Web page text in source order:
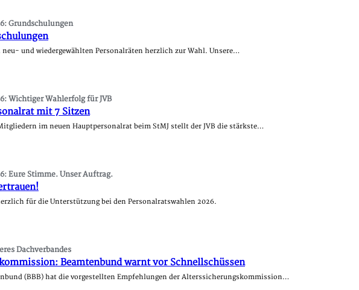
Grundschulungen
neu- und wiedergewählten Personalräten herzlich zur Wahl. Unsere…
Wichtiger Wahlerfolg für JVB
mit 7 Sitzen
im neuen Hauptpersonalrat beim StMJ stellt der JVB die stärkste…
Eure Stimme. Unser Auftrag.
für die Unterstützung bei den Personalratswahlen 2026.
Dachverbandes
Beamtenbund warnt vor Schnellschüssen
(BBB) hat die vorgestellten Empfehlungen der Alterssicherungskommission…